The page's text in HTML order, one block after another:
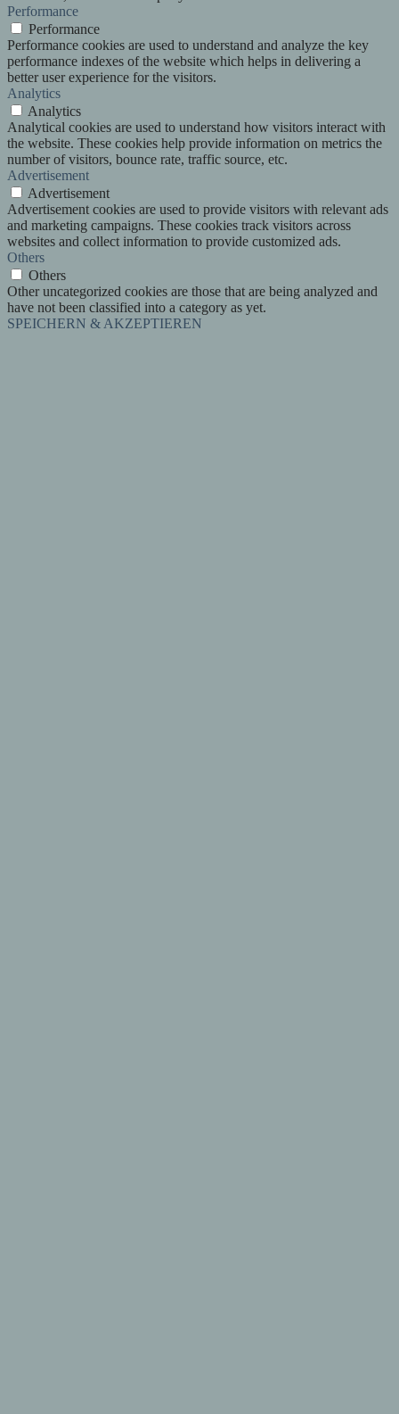
Performance
Performance
Performance cookies are used to understand and analyze the key
performance indexes of the website which helps in delivering a
better user experience for the visitors.
Analytics
Analytics
Analytical cookies are used to understand how visitors interact with
the website. These cookies help provide information on metrics the
number of visitors, bounce rate, traffic source, etc.
Advertisement
Advertisement
Advertisement cookies are used to provide visitors with relevant ads
and marketing campaigns. These cookies track visitors across
websites and collect information to provide customized ads.
Others
Others
Other uncategorized cookies are those that are being analyzed and
have not been classified into a category as yet.
SPEICHERN & AKZEPTIEREN